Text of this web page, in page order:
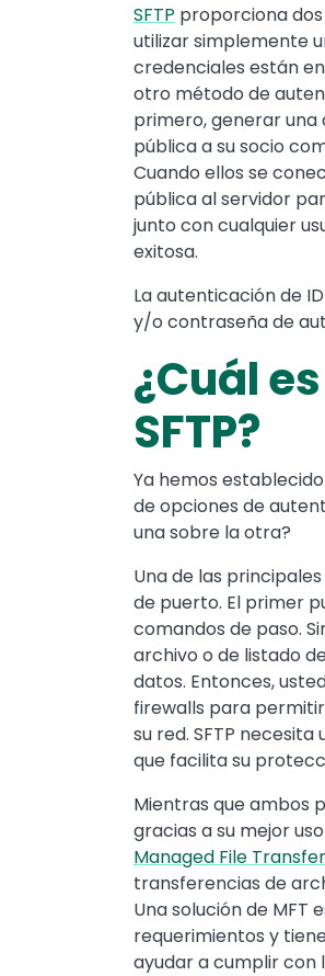
SFTP proporciona
utilizar simplemente
credenciales están
otro método de
primero, generar una
pública a su socio
Cuando ellos se
pública al servidor
junto con cualquier
exitosa.
La autenticación de
y/o contraseña de
¿Cuál
SFTP?
Ya hemos
de opciones de
una sobre la otra?
Una de las
de puerto. El primer
comandos de paso.
archivo o de listado
datos. Entonces,
firewalls para permitir
su red. SFTP
que facilita su
Mientras que ambos
gracias a su mejor
Managed File
transferencias de
Una solución de
requerimientos y
ayudar a cumplir con